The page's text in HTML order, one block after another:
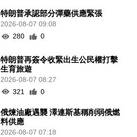
特朗普承認部分彈藥供應緊張
2026-08-07 09:08
280
0
特朗普再簽令收緊出生公民權打擊
生育旅遊
2026-08-07 08:27
321
0
俄煉油廠遇襲 澤連斯基稱削弱俄燃
料供應
2026-08-07 07:18